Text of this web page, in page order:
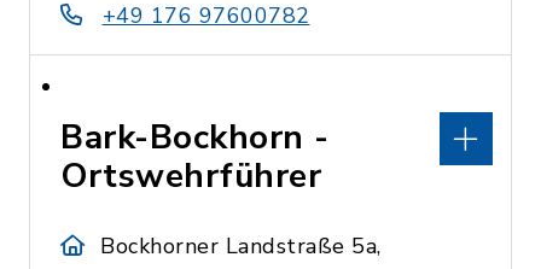
+49 176 97600782
Bark-Bockhorn -
Ortswehrführer
Bockhorner Landstraße 5a,